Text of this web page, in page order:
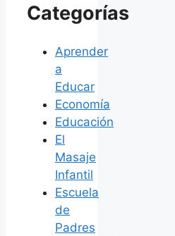
Categorías
Aprender
a
Educar
Economía
Educación
El
Masaje
Infantil
Escuela
de
Padres